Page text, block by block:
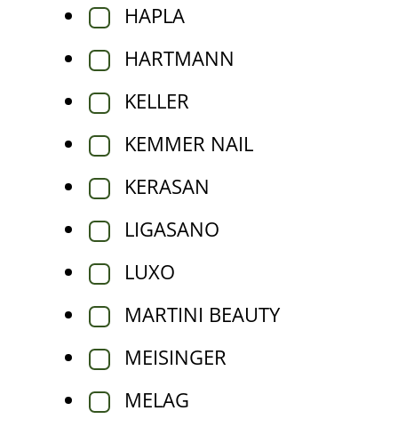
HAPLA
HARTMANN
KELLER
KEMMER NAIL
KERASAN
LIGASANO
LUXO
MARTINI BEAUTY
MEISINGER
MELAG